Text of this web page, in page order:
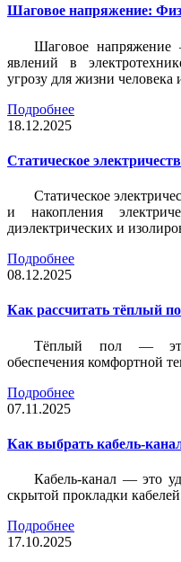
Шаговое напряжение:
Шаговое
явлений в
угрозу для жизни
Подробнее
18.12.2025
Статическое
Статическое
и накопления
диэлектрических и
Подробнее
08.12.2025
Как рассчитать тёплый
Тёплый пол — это
обеспечения комфортной
Подробнее
07.11.2025
Как выбрать кабель-
Кабель-канал — это
скрытой прокладки
Подробнее
17.10.2025